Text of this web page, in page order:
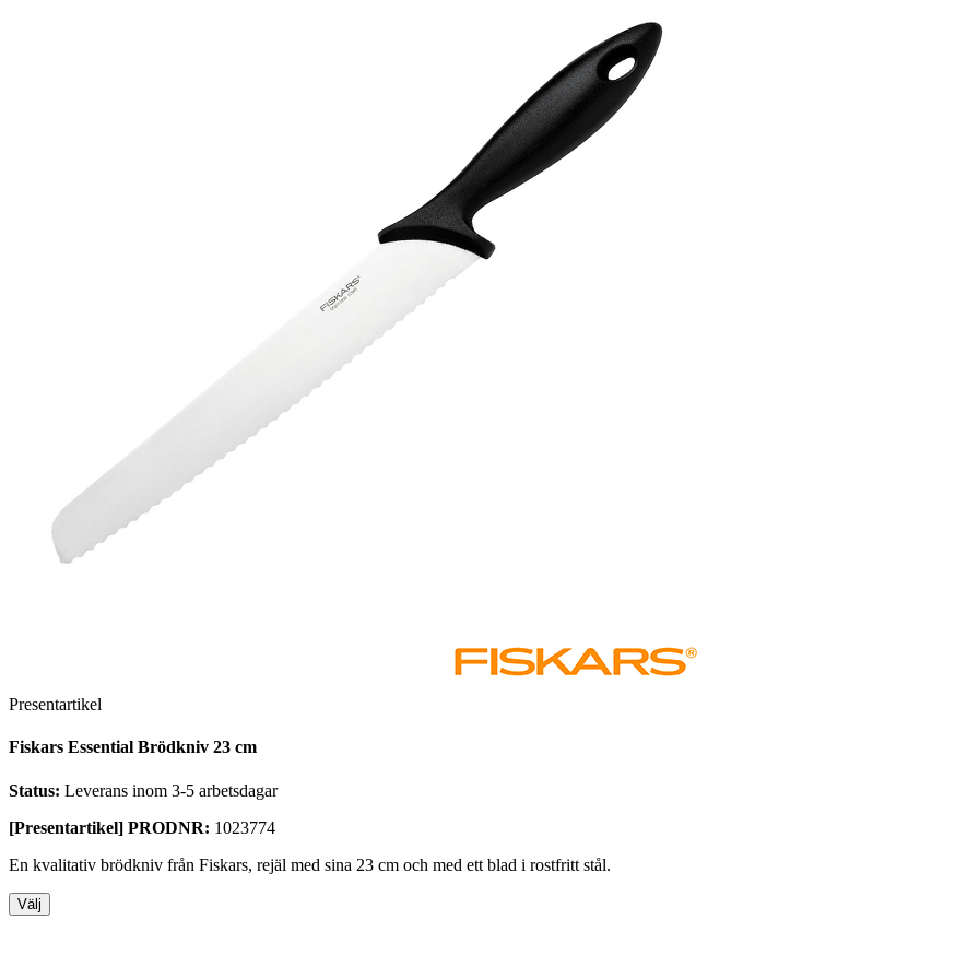
Presentartikel
Fiskars Essential Brödkniv 23 cm
Status: Leverans inom 3-5 arbetsdagar
[Presentartikel] PRODNR: 1023774
En kvalitativ brödkniv från Fiskars, rejäl med sina 23 cm och med ett blad i rostfritt stål.
Välj